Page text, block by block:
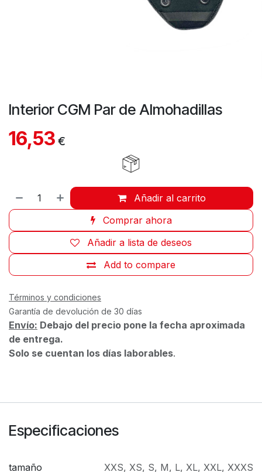
Interior CGM Par de Almohadillas
16,53 €
Añadir al carrito
Comprar ahora
Add to compare
Añadir a lista de deseos
Términos y condiciones
Garantía de devolución de 30 días
Envío: Debajo del precio pone la fecha aproximada
de entrega.
Solo se cuentan los días laborables.
Especificaciones
tamaño XXS, XS, S, M, L, XL, XXL, XXXS